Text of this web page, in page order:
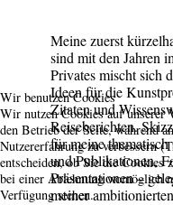
Meine zuerst
sind mit den Jahren
Privates mischt sich
Ideen für die
Zitaten und
Reiseberichten.
für meine
und Publikationen,
Präsentationen –
meiner
Wir benutzen Cookies
Wir nutzen Cookies auf unserer
den Betrieb der Seite, während
Nutzererfahrung zu verbessern
entscheiden, ob Sie die Cookies
bei einer Ablehnung womöglich
Verfügung stehen.